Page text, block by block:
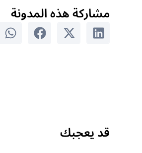
مشاركة هذه المدونة
قد يعجبك